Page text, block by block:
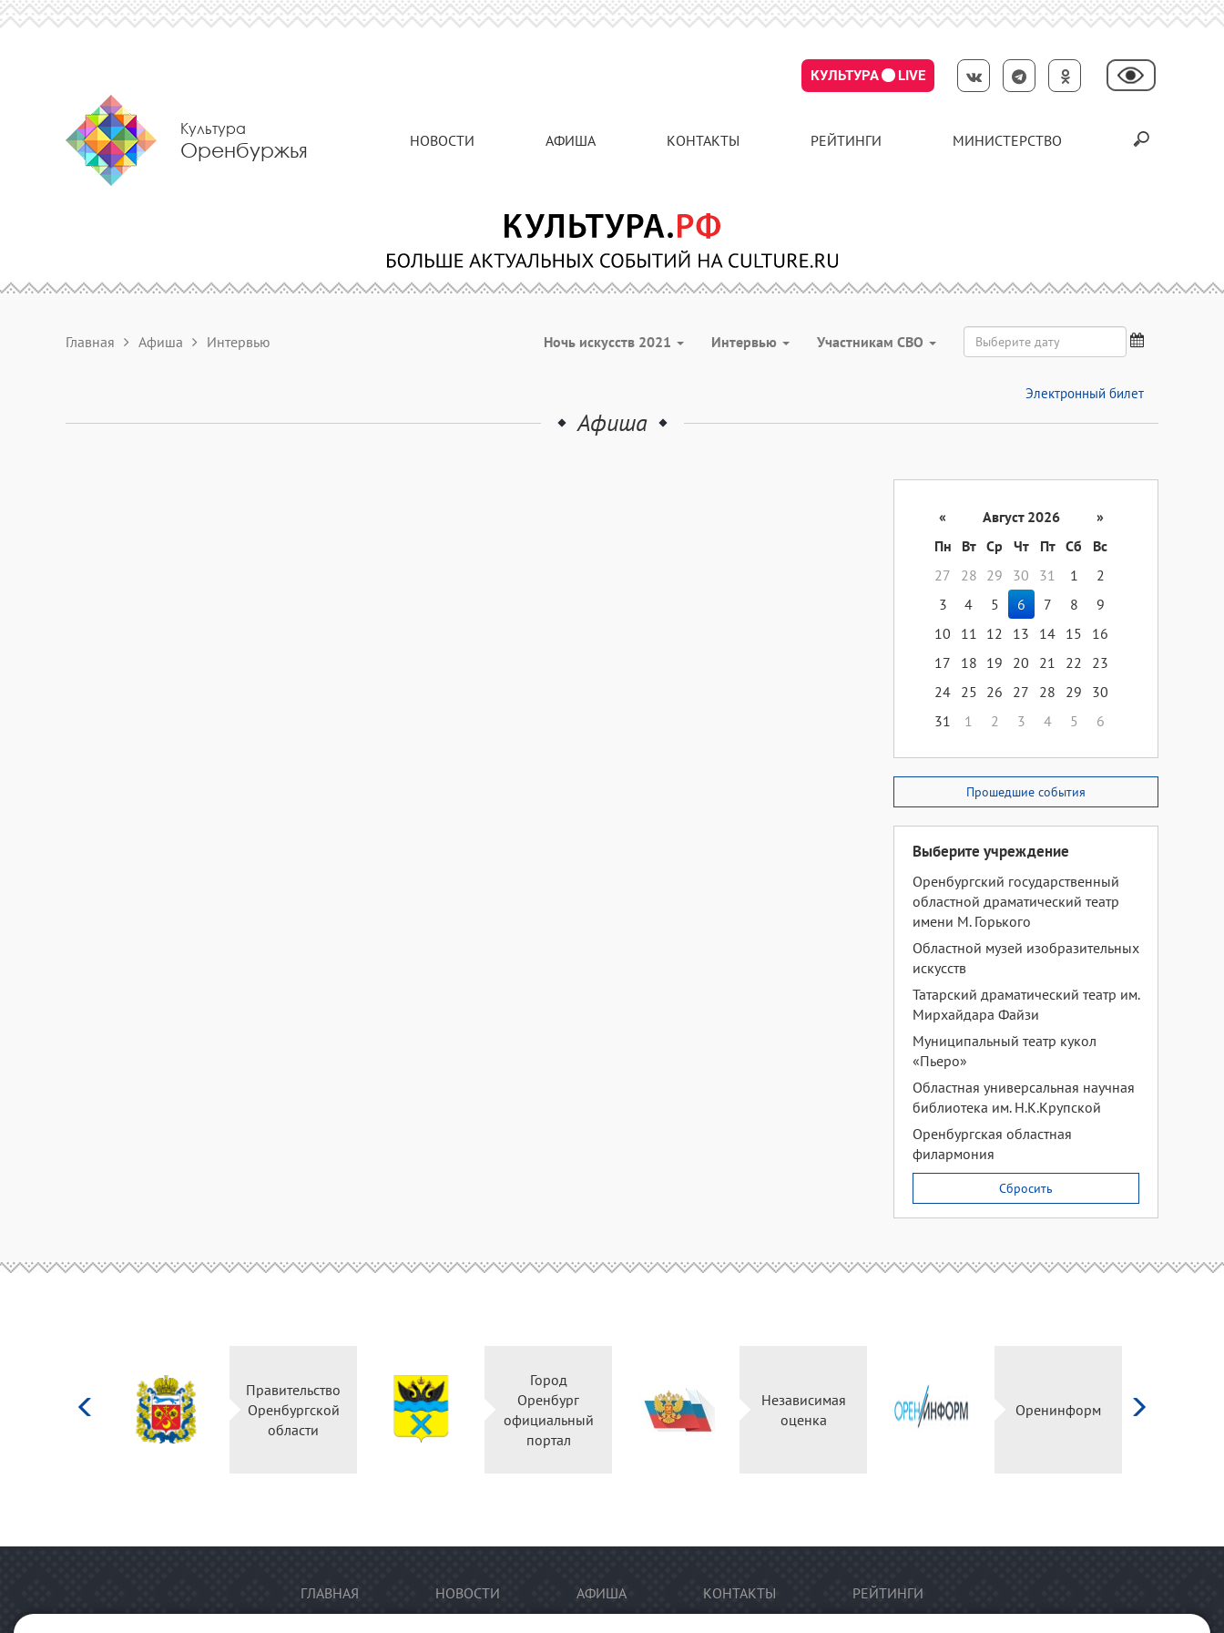
КУЛЬТУРА LIVE
Культура
Оренбуржья НОВОСТИ АФИША КОНТАКТЫ РЕЙТИНГИ МИНИСТЕРСТВО
Главная Афиша Интервью Ночь искусств 2021 Интервью Участникам СВО
Электронный билет
Афиша
« Август 2026
»
Пн
Вт Ср Чт Пт Сб
Вс
27
28 29 30 31 1
2
3
4 5 6 7 8
9
10
11 12 13 14 15
16
17
18 19 20 21 22
23
24 25 26 27 28 29
30
31
1 2 3 4 5 6
Прошедшие события
Выберите учреждение
Оренбургский государственный
областной драматический театр
имени М. Горького
Областной музей изобразительных
искусств
Татарский драматический театр им.
Мирхайдара Файзи
Муниципальный театр кукол
«Пьеро»
Областная универсальная научная
библиотека им. Н.К.Крупской
Оренбургская областная
филармония
Сбросить
Правительство
Оренбургской
области
Город
Оренбург
официальный
портал
Независимая
оценка
Оренинформ
ГЛАВНАЯ НОВОСТИ АФИША КОНТАКТЫ РЕЙТИНГИ